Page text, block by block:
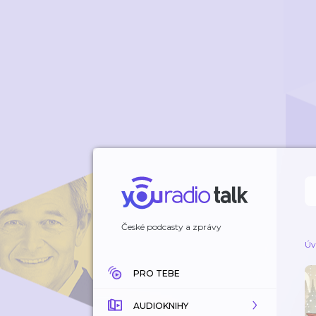
České podcasty a zprávy
PRO TEBE
AUDIOKNIHY